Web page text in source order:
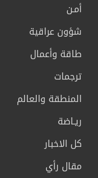
أمـن
شؤون عراقية
طاقة وأعمال
ترجمات
المنطقة والعالم
ريـاضة
كل الاخبار
مقال رأي